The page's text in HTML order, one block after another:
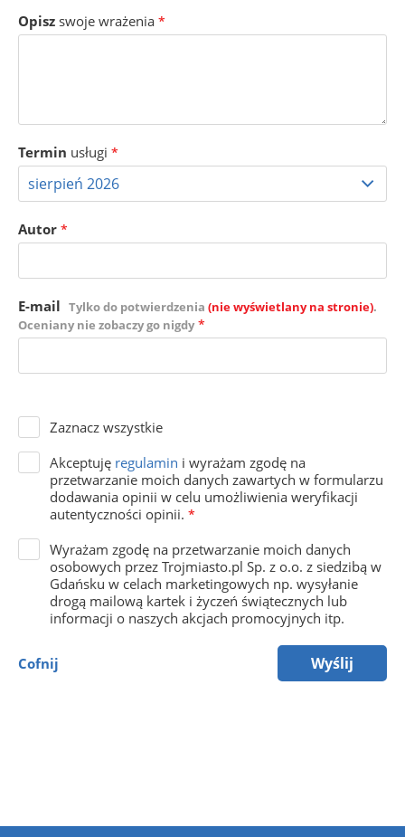
Opisz swoje wrażenia *
Termin usługi *
Autor *
E-mail Tylko do potwierdzenia (nie wyświetlany na stronie).
Oceniany nie zobaczy go nigdy *
Zaznacz wszystkie
Akceptuję regulamin i wyrażam zgodę na
przetwarzanie moich danych zawartych w formularzu
dodawania opinii w celu umożliwienia weryfikacji
autentyczności opinii. *
Wyrażam zgodę na przetwarzanie moich danych
osobowych przez Trojmiasto.pl Sp. z o.o. z siedzibą w
Gdańsku w celach marketingowych np. wysyłanie
drogą mailową kartek i życzeń świątecznych lub
informacji o naszych akcjach promocyjnych itp.
Cofnij Wyślij